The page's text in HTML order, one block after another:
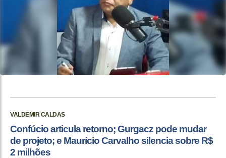
VALDEMIR CALDAS
Confúcio articula retorno; Gurgacz pode mudar
de projeto; e Maurício Carvalho silencia sobre R$
2 milhões